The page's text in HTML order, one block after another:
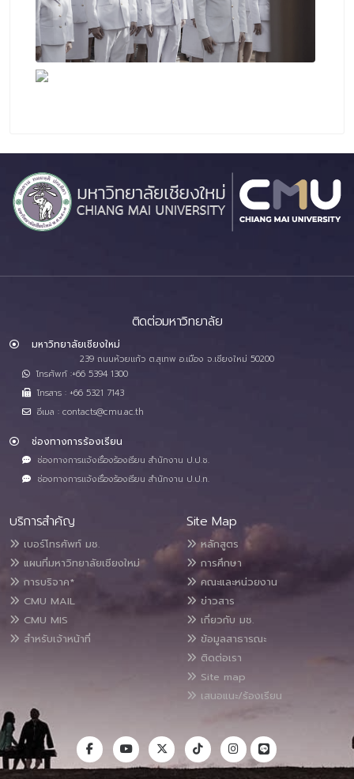
ติดต่อมหาวิทยาลัย
มหาวิทยาลัยเชียงใหม่
239 ถนนห้วยแก้ว ต.สุเทพ อ.เมือง จ.เชียงใหม่ 50200
โทรศัพท์ :+66 5394 1300
โทรสาร : +66 5321 7143
อีเมล : contacts@cmu.ac.th
ช่องทางการร้องเรียน
ช่องทางการแจ้งเรื่องร้องเรียน สำนักงาน ป.ป.ช.
ช่องทางการแจ้งเรื่องร้องเรียน สำนักงาน ป.ป.ท.
บริการสำคัญ
เบอร์โทรศัพท์ มช.
แผนที่มหาวิทยาลัยเชียงใหม่
การบริจาค*
CMU MAIL
CMU MIS
สำหรับเจ้าหน้าที่
Site Map
หลักสูตร
การศึกษา
คณะและหน่วยงาน
ข่าวสาร
เกี่ยวกับ มช.
ข้อมูลสาธารณะ
ติดต่อเรา
Site map
เสนอแนะ/ร้องเรียน